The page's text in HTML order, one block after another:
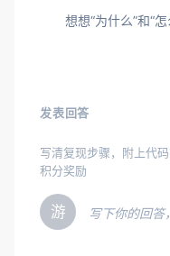
想想“为什么”和“怎
发表回答
写清复现步骤，附上代
积分奖励
游 写下你的回